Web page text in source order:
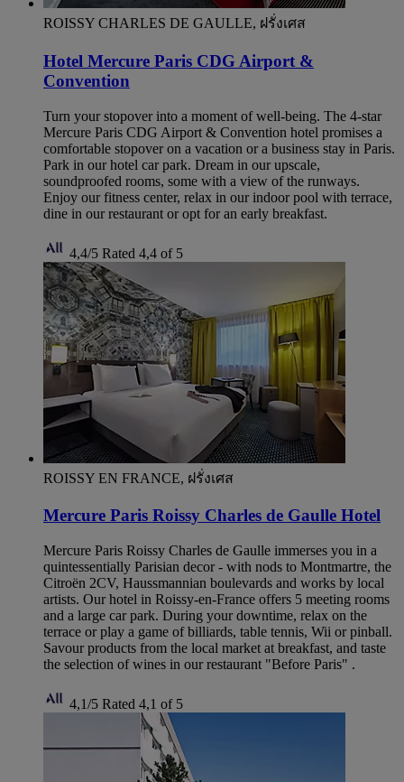
ROISSY CHARLES DE GAULLE, ฝรั่งเศส
Hotel Mercure Paris CDG Airport &
Convention
Turn your stopover into a moment of well-being. The 4-star
Mercure Paris CDG Airport & Convention hotel promises a
comfortable stopover on a vacation or a business stay in Paris.
Park in our hotel car park. Dream in our upscale,
soundproofed rooms, some with a view of the runways.
Enjoy our fitness center, relax in our indoor pool with terrace,
dine in our restaurant or opt for an early breakfast.
4,4/5 Rated 4,4 of 5
ROISSY EN FRANCE, ฝรั่งเศส
Mercure Paris Roissy Charles de Gaulle Hotel
Mercure Paris Roissy Charles de Gaulle immerses you in a
quintessentially Parisian decor - with nods to Montmartre, the
Citroën 2CV, Haussmannian boulevards and works by local
artists. Our hotel in Roissy-en-France offers 5 meeting rooms
and a large car park. During your downtime, relax on the
terrace or play a game of billiards, table tennis, Wii or pinball.
Savour products from the local market at breakfast, and taste
the selection of wines in our restaurant "Before Paris" .
4,1/5 Rated 4,1 of 5